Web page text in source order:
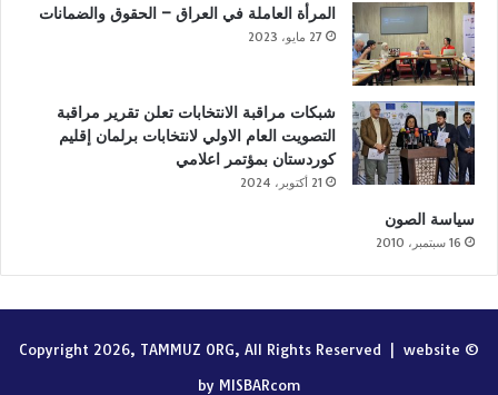
المرأة العاملة في العراق – الحقوق والضمانات
27 مايو، 2023
شبكات مراقبة الانتخابات تعلن تقرير مراقبة
التصويت العام الاولي لانتخابات برلمان إقليم
كوردستان بمؤتمر اعلامي
21 أكتوبر، 2024
سياسة الصون
16 سبتمبر، 2010
© Copyright 2026, TAMMUZ ORG, All Rights Reserved |
website
by MISBARcom